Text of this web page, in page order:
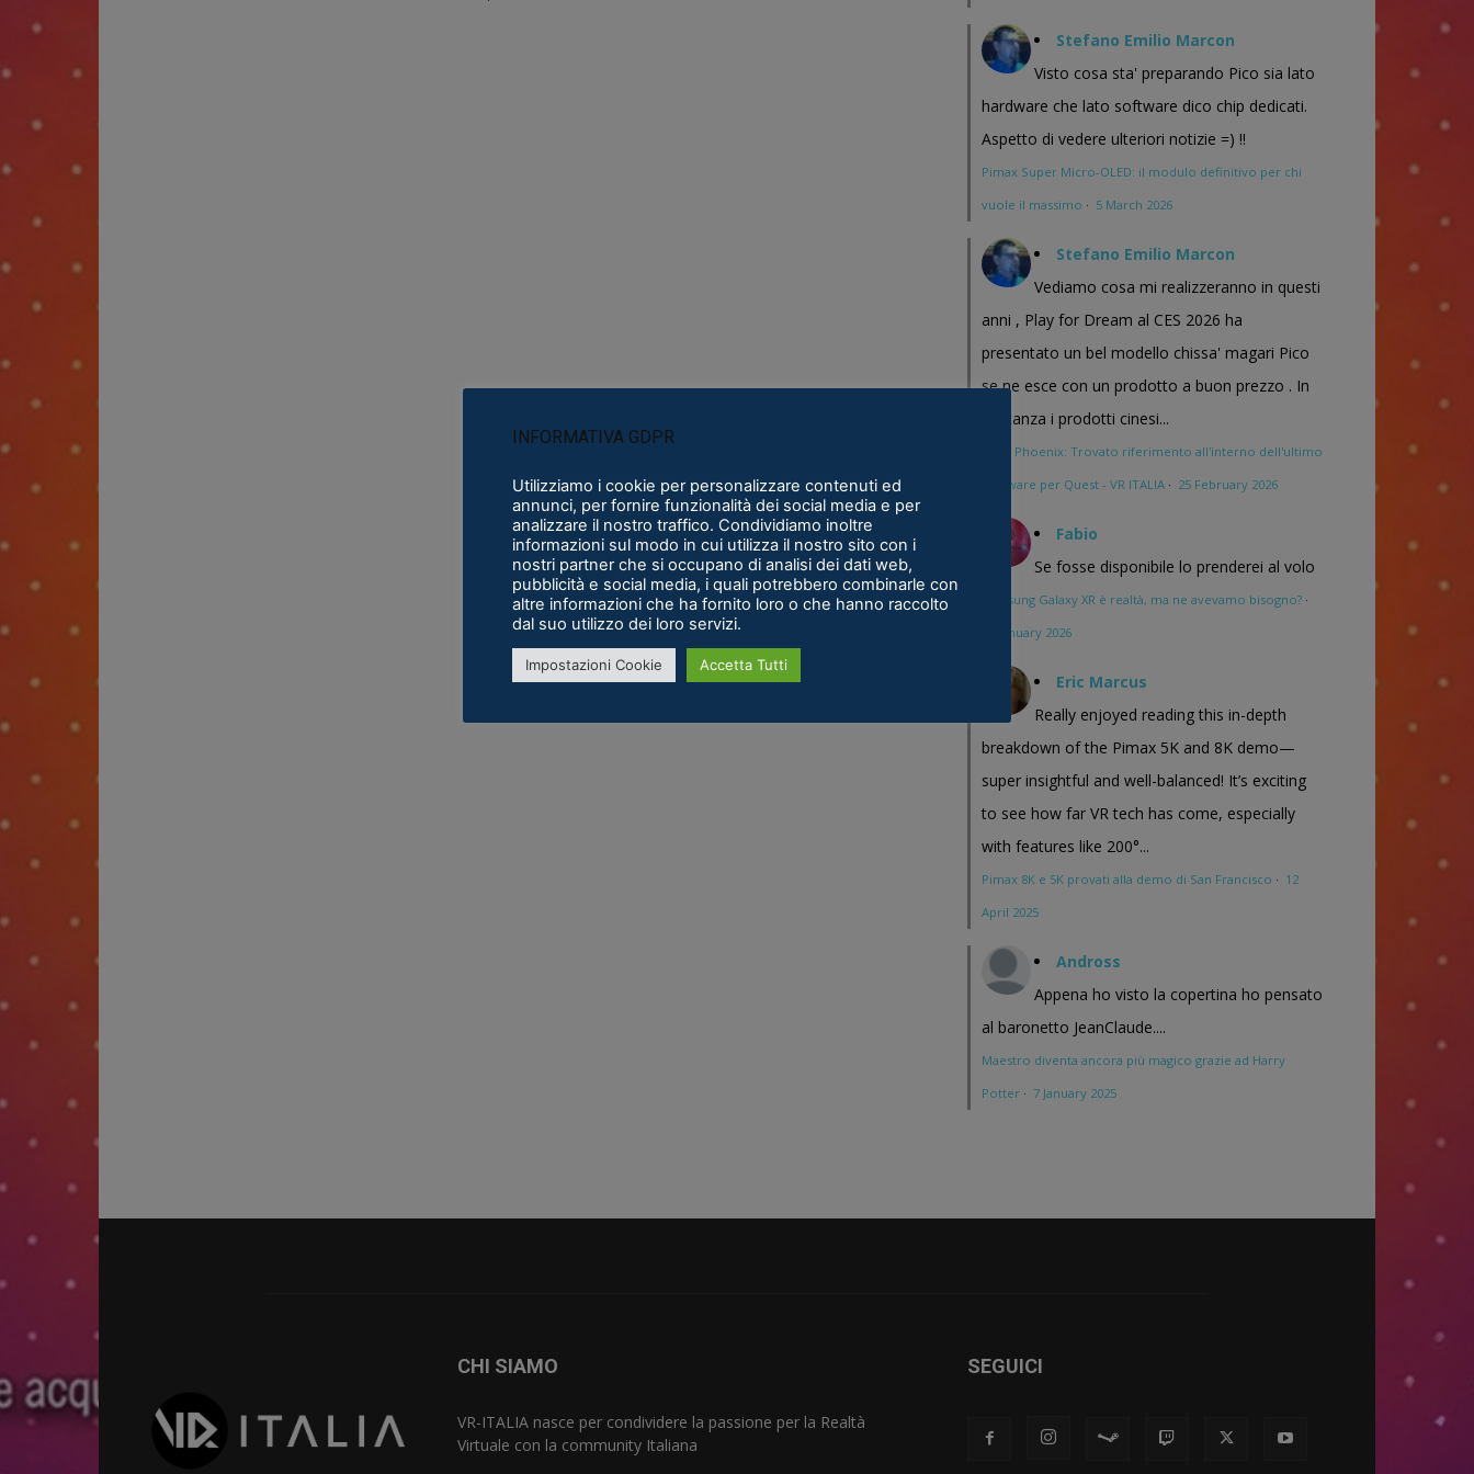
Stefano Emilio Marcon
Visto cosa sta' preparando Pico sia lato
hardware che lato software dico chip dedicati.
Aspetto di vedere ulteriori notizie =) !!
Pimax Super Micro-OLED: il modulo definitivo per chi
vuole il massimo · 5 March 2026
Stefano Emilio Marcon
Vediamo cosa mi realizzeranno in questi
anni , Play for Dream al CES 2026 ha
presentato un bel modello chissa' magari Pico
se ne esce con un prodotto a buon prezzo . In
sostanza i prodotti cinesi...
Meta Phoenix: Trovato riferimento all'interno dell'ultimo
firmware per Quest - VR ITALIA · 25 February 2026
Fabio
Se fosse disponibile lo prenderei al volo
Samsung Galaxy XR è realtà, ma ne avevamo bisogno? ·
16 January 2026
Eric Marcus
Really enjoyed reading this in-depth
breakdown of the Pimax 5K and 8K demo—
super insightful and well-balanced! It’s exciting
to see how far VR tech has come, especially
with features like 200°...
Pimax 8K e 5K provati alla demo di San Francisco · 12
April 2025
Andross
Appena ho visto la copertina ho pensato
al baronetto JeanClaude....
Maestro diventa ancora più magico grazie ad Harry
Potter · 7 January 2025
CHI SIAMO
VR-ITALIA nasce per condividere la passione per la Realtà
Virtuale con la community Italiana
SEGUICI
INFORMATIVA GDPR
Utilizziamo i cookie per personalizzare contenuti ed
annunci, per fornire funzionalità dei social media e per
analizzare il nostro traffico. Condividiamo inoltre
informazioni sul modo in cui utilizza il nostro sito con i
nostri partner che si occupano di analisi dei dati web,
pubblicità e social media, i quali potrebbero combinarle con
altre informazioni che ha fornito loro o che hanno raccolto
dal suo utilizzo dei loro servizi.
Impostazioni Cookie Accetta Tutti